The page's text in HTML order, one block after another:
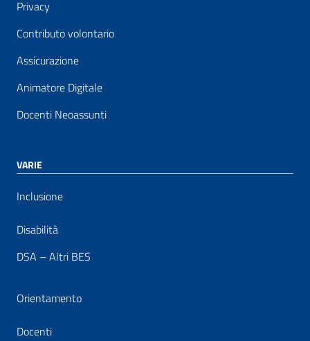
Privacy
Contributo volontario
Assicurazione
Animatore Digitale
Docenti Neoassunti
VARIE
Inclusione
Disabilità
DSA – Altri BES
Orientamento
Docenti